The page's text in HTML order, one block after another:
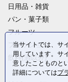
日用品・雑貨
パン・菓子類
フルーツ
ファッション
飲料(酒以外)
当サイトでは、サ
用しています。サ
意したことものと
詳細についてはプ